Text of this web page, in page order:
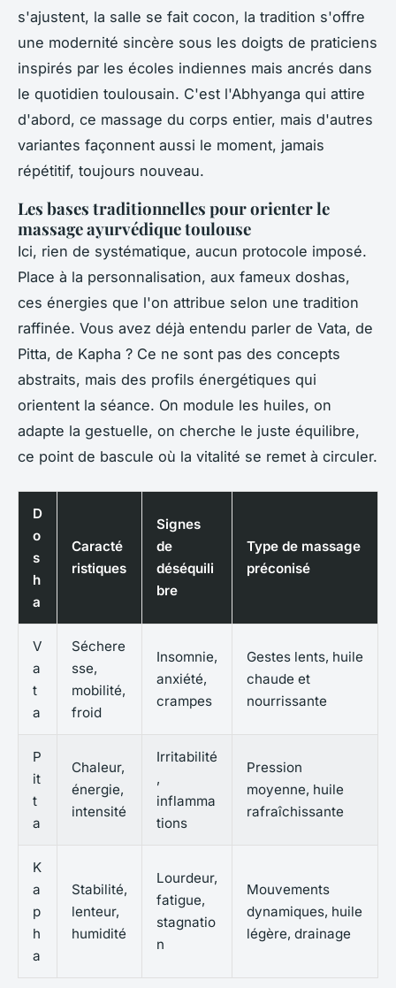
s'ajustent, la salle se fait cocon, la tradition s'offre
une modernité sincère sous les doigts de praticiens
inspirés par les écoles indiennes mais ancrés dans
le quotidien toulousain. C'est l'Abhyanga qui attire
d'abord, ce massage du corps entier, mais d'autres
variantes façonnent aussi le moment, jamais
répétitif, toujours nouveau.
Les bases traditionnelles pour orienter le
massage ayurvédique toulouse
Ici, rien de systématique, aucun protocole imposé.
Place à la personnalisation, aux fameux doshas,
ces énergies que l'on attribue selon une tradition
raffinée. Vous avez déjà entendu parler de Vata, de
Pitta, de Kapha ? Ce ne sont pas des concepts
abstraits, mais des profils énergétiques qui
orientent la séance. On module les huiles, on
adapte la gestuelle, on cherche le juste équilibre,
ce point de bascule où la vitalité se remet à circuler.
D
o
s
h
a
Caracté
ristiques
Signes
de
déséquili
bre
Type de massage
préconisé
V
a
t
a
Séchere
sse,
mobilité,
froid
Insomnie,
anxiété,
crampes
Gestes lents, huile
chaude et
nourrissante
P
it
t
a
Chaleur,
énergie,
intensité
Irritabilité
,
inflamma
tions
Pression
moyenne, huile
rafraîchissante
K
a
p
h
a
Stabilité,
lenteur,
humidité
Lourdeur,
fatigue,
stagnatio
n
Mouvements
dynamiques, huile
légère, drainage